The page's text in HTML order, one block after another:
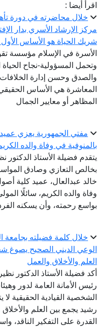
أيضا :
خلال محاضرته في دورة تأهيل
الإرشاد الأسري بدار
الحياة هو الأساس الأول
في الإسلام مؤسسة
المسؤولية-نجاح الحياة
وحسن إدارة الخلافات-
هي الأساس الحقيقي
أو معايير الجمال
مفتي الجمهورية يعزي عميد
في وفاة والده الكريم
فضيلة الأستاذ الدكتور
التعازي وصادق المواساة
عبدالعال، عميد كلية أصول
والده الكريم، سائلًا المولى
رحمته، وأن يسكنه
خلال كلمة فضيلته بجامعة
الديني الصحيح يصوغ
والأخلاق والعمل
فضيلة الأستاذ الدكتور نظير
الأمانة العامة لدور وهيئات
القيادية الحقيقية لا
يجمع بين العلم والأخلاق
على التفكير الناقد،